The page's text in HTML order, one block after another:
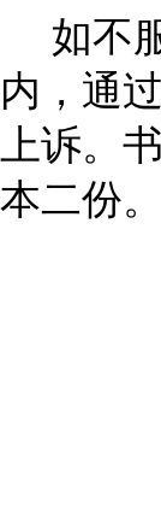
如不
内，通
上诉。
本二份。